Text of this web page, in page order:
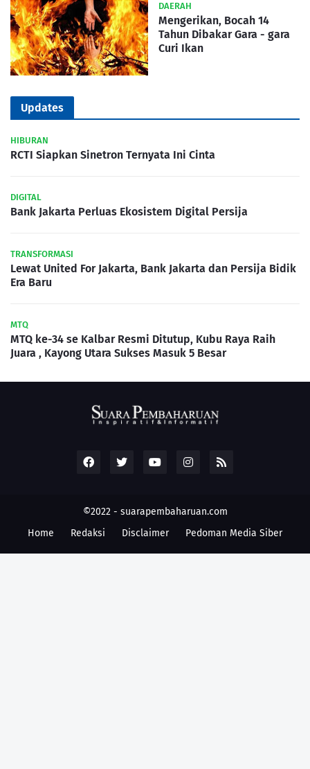
DAERAH
Mengerikan, Bocah 14
Tahun Dibakar Gara - gara
Curi Ikan
Updates
HIBURAN
RCTI Siapkan Sinetron Ternyata Ini Cinta
DIGITAL
Bank Jakarta Perluas Ekosistem Digital Persija
TRANSFORMASI
Lewat United For Jakarta, Bank Jakarta dan Persija Bidik
Era Baru
MTQ
MTQ ke-34 se Kalbar Resmi Ditutup, Kubu Raya Raih
Juara , Kayong Utara Sukses Masuk 5 Besar
©2022 - suarapembaharuan.com
Home
Redaksi Disclaimer Pedoman Media Siber